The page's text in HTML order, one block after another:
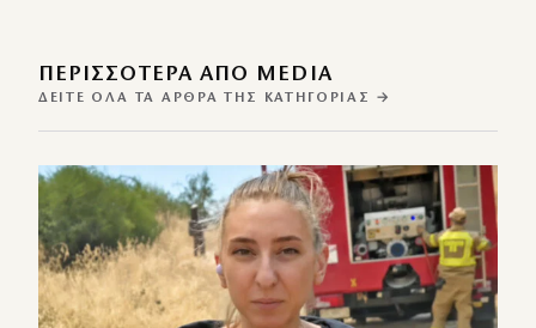
ΠΕΡΙΣΣΌΤΕΡΑ ΑΠΌ MEDIA
ΔΕΊΤΕ ΌΛΑ ΤΑ ΆΡΘΡΑ ΤΗΣ ΚΑΤΗΓΟΡΊΑΣ →